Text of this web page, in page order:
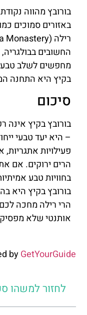
בורובץ מהווה
באזורים סמוכים
החשובים
מחפשים לשלב טבע
בקיץ היא התחנה
סיכום
בורובץ בקיץ
– היא יעד טבעי
פעילויות
הרים ירוקים. אם
בחוויות טבע
בורובץ בקיץ היא
הרי רילה מחכה
אותנטי שלא
byGetYourGuide
לחזור למשהו